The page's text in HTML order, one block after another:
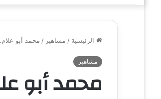
الرئيسية / مشاهير / محمد أبو
مشاهير
محمد أبو